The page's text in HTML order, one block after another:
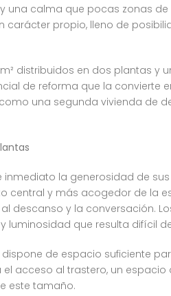
calma que pocas zonas
carácter propio, lleno de
distribuidos en dos plantas
de reforma que la convierte
una segunda vivienda de
inmediato la generosidad de
central y más acogedor de la
descanso y la conversación.
luminosidad que resulta difícil
de espacio suficiente
el acceso al trastero, un
este tamaño.